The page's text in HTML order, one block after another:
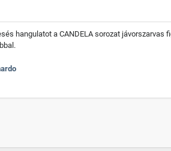
hangulatot a CANDELA sorozat